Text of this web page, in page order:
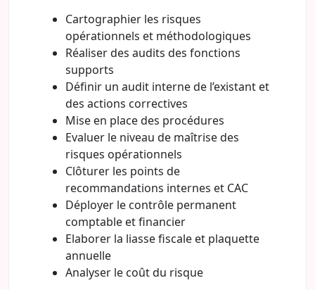
Cartographier les risques
opérationnels et méthodologiques
Réaliser des audits des fonctions
supports
Définir un audit interne de l’existant et
des actions correctives
Mise en place des procédures
Evaluer le niveau de maîtrise des
risques opérationnels
Clôturer les points de
recommandations internes et CAC
Déployer le contrôle permanent
comptable et financier
Elaborer la liasse fiscale et plaquette
annuelle
Analyser le coût du risque